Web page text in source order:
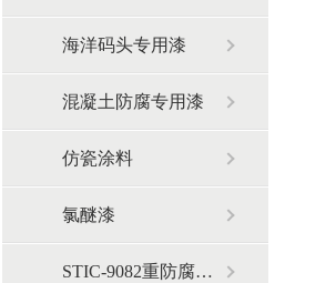
海洋码头专用漆
混凝土防腐专用漆
仿瓷涂料
氯醚漆
STIC-9082重防腐涂料